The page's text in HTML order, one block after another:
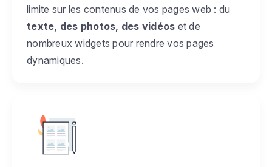
limite sur les contenus de vos pages web : du
texte, des photos, des vidéos et de
nombreux widgets pour rendre vos pages
dynamiques.